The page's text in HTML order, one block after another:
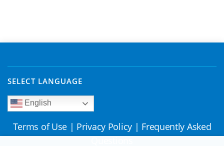
SELECT LANGUAGE
English
Terms of Use | Privacy Policy | Frequently Asked